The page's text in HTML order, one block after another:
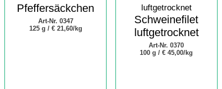
Pfeffersäckchen
Art-Nr. 0347
125 g / € 21,60/kg
Schweinefilet
luftgetrocknet
Art-Nr. 0370
100 g /€ 45,00/kg